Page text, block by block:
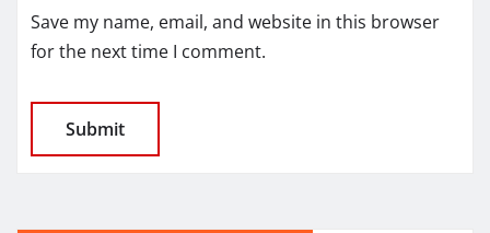
Save my name, email, and website in this browser
for the next time I comment.